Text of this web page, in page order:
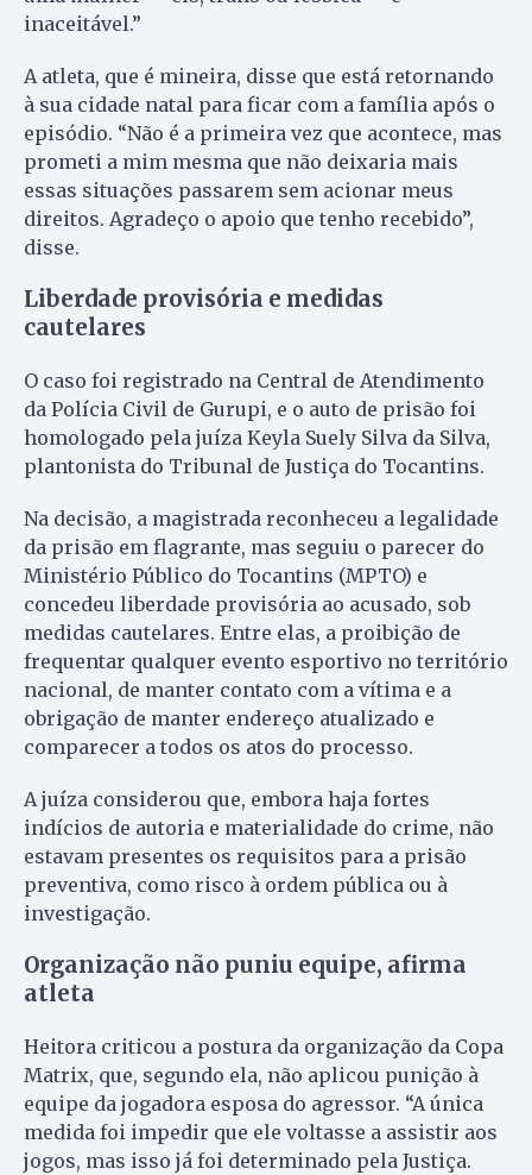
inaceitável.”
A atleta, que é mineira, disse que está retornando
à sua cidade natal para ficar com a família após o
episódio. “Não é a primeira vez que acontece, mas
prometi a mim mesma que não deixaria mais
essas situações passarem sem acionar meus
direitos. Agradeço o apoio que tenho recebido”,
disse.
Liberdade provisória e medidas
cautelares
O caso foi registrado na Central de Atendimento
da Polícia Civil de Gurupi, e o auto de prisão foi
homologado pela juíza Keyla Suely Silva da Silva,
plantonista do Tribunal de Justiça do Tocantins.
Na decisão, a magistrada reconheceu a legalidade
da prisão em flagrante, mas seguiu o parecer do
Ministério Público do Tocantins (MPTO) e
concedeu liberdade provisória ao acusado, sob
medidas cautelares. Entre elas, a proibição de
frequentar qualquer evento esportivo no território
nacional, de manter contato com a vítima e a
obrigação de manter endereço atualizado e
comparecer a todos os atos do processo.
A juíza considerou que, embora haja fortes
indícios de autoria e materialidade do crime, não
estavam presentes os requisitos para a prisão
preventiva, como risco à ordem pública ou à
investigação.
Organização não puniu equipe, afirma
atleta
Heitora criticou a postura da organização da Copa
Matrix, que, segundo ela, não aplicou punição à
equipe da jogadora esposa do agressor. “A única
medida foi impedir que ele voltasse a assistir aos
jogos, mas isso já foi determinado pela Justiça.